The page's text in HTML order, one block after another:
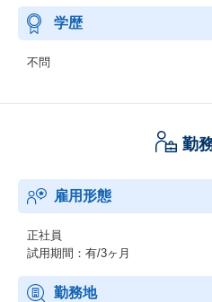
学歴
不問
勤
雇用形態
正社員
試用期間：有/3ヶ月
勤務地